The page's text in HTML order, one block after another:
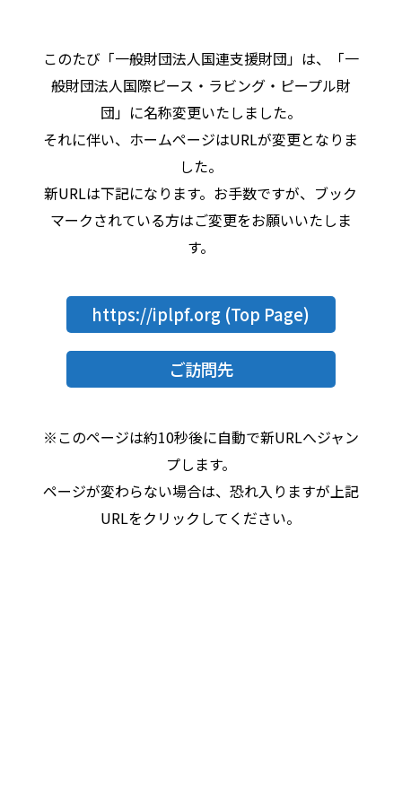
このたび「一般財団法人国連支援財団」は、「一
般財団法人国際ピース・ラビング・ピープル財
団」に名称変更いたしました。
それに伴い、ホームページはURLが変更となりま
した。
新URLは下記になります。お手数ですが、ブック
マークされている方はご変更をお願いいたしま
す。
https://iplpf.org (Top Page)
ご訪問先
※このページは約10秒後に自動で新URLへジャン
プします。
ページが変わらない場合は、恐れ入りますが上記
URLをクリックしてください。